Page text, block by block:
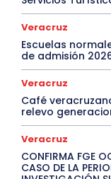
Veracruz
Escuelas
de admisión
Veracruz
Café
relevo
Veracruz
CONFIRMA FGE
CASO DE LA